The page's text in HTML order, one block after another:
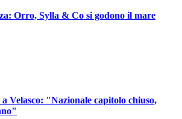
Orro, Sylla & Co si godono il mare
Velasco: "Nazionale capitolo chiuso,